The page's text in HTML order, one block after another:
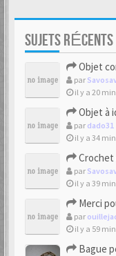
SUJETS RÉCENTS
Objet
par
il y a 20
Objet à
par dado31
il y a 34
Crochet
par
il y a 39
Merci
par
il y a 59
Bague